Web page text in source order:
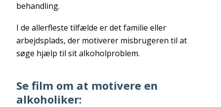
behandling.
I de allerfleste tilfælde er det familie eller
arbejdsplads, der motiverer misbrugeren til at
søge hjælp til sit alkoholproblem.
Se film om at motivere en
alkoholiker: